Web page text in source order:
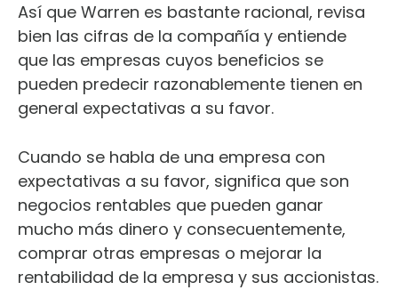
Así que Warren es bastante racional, revisa
bien las cifras de la compañía y entiende
que las empresas cuyos beneficios se
pueden predecir razonablemente tienen en
general expectativas a su favor.
Cuando se habla de una empresa con
expectativas a su favor, significa que son
negocios rentables que pueden ganar
mucho más dinero y consecuentemente,
comprar otras empresas o mejorar la
rentabilidad de la empresa y sus accionistas.